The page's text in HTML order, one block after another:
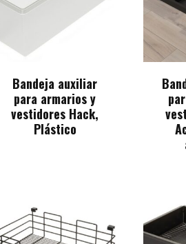
Bandeja auxiliar
para armarios y
vestidores Hack,
Plástico